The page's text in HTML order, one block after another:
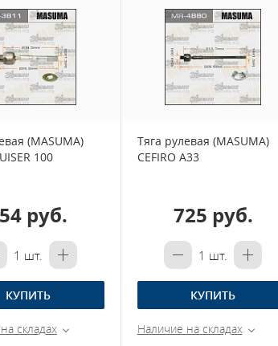
(MASUMA)
100
руб.
1 шт.
КУПИТЬ
складах
Тяга рулевая (MASUMA)
CEFIRO A33
725 руб.
1 шт.
КУПИТЬ
Наличие на складах